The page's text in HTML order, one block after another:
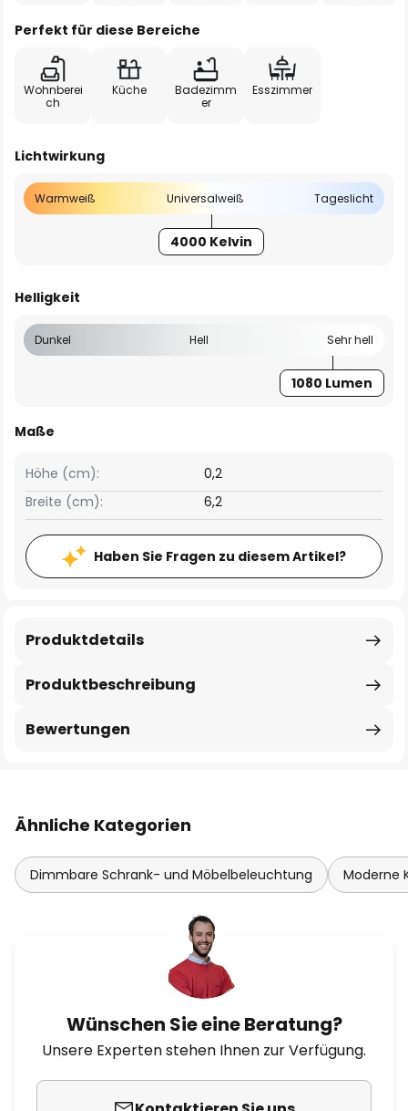
Perfekt für diese Bereiche
Wohnberei
ch
Küche
Badezimm
er
Esszimmer
Lichtwirkung
Warmweiß Universalweiß Tageslicht
4000 Kelvin
Helligkeit
Dunkel Hell Sehr hell
1080 Lumen
Maße
Breite (cm): 6,2
Höhe (cm): 0,2
Haben Sie Fragen zu diesem Artikel?
Produktbeschreibung
Produktdetails
Bewertungen
Ähnliche Kategorien
Dimmbare Schrank- und Möbelbeleuchtung Moderne
Wünschen Sie eine Beratung?
Unsere Experten stehen Ihnen zur Verfügung.